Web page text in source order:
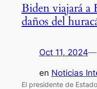
Biden viajará a
daños del
Oct 11, 2024—
en Noticias
El presidente de